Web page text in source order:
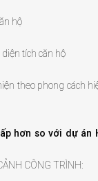
hộ
tích căn hộ
theo phong cách
hơn so với dự án
CÔNG TRÌNH: